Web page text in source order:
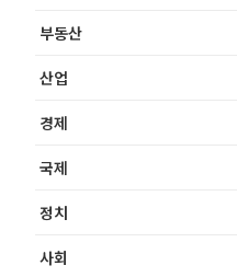
부동산
산업
경제
국제
정치
사회